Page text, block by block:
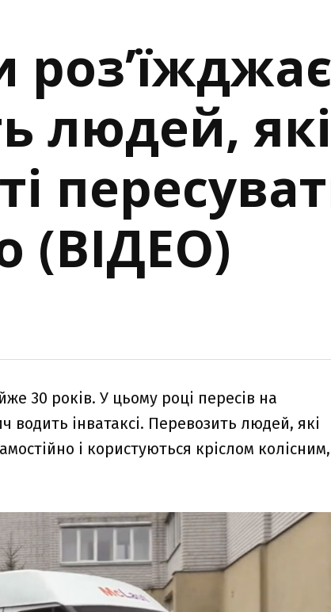
людей,
(ВІДЕО)
30 років. У цьому році пересів на
інватаксі. Перевозить людей, які
і користуються кріслом колісним,